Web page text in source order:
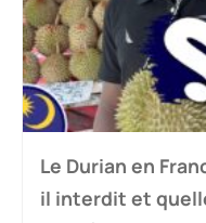
Le Durian en
il interdit et